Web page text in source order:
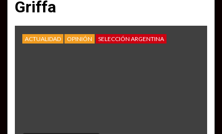
Griffa
ACTUALIDAD OPINIÓN SELECCIÓN ARGENTINA